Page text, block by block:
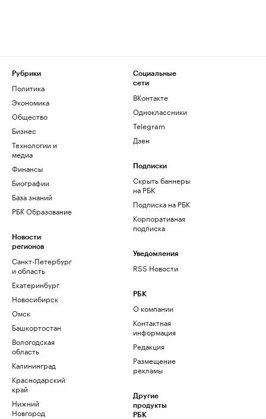
Рубрики
Политика
Экономика
Общество
Бизнес
Технологии и
медиа
Финансы
Биографии
База знаний
РБК Образование
Новости
регионов
Санкт-Петербург
и область
Екатеринбург
Новосибирск
Омск
Башкортостан
Вологодская
область
Калининград
Краснодарский
край
Нижний
Новгород
Социальные
сети
ВКонтакте
Одноклассники
Telegram
Дзен
Подписки
Скрыть баннеры
на РБК
Подписка на РБК
Корпоративная
подписка
Уведомления
RSS Новости
РБК
О компании
Контактная
информация
Редакция
Размещение
рекламы
Другие
продукты
РБК